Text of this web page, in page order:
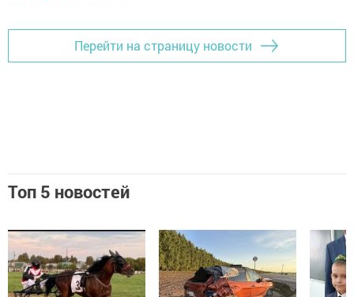
Перейти на страницу новости
Топ 5 новостей